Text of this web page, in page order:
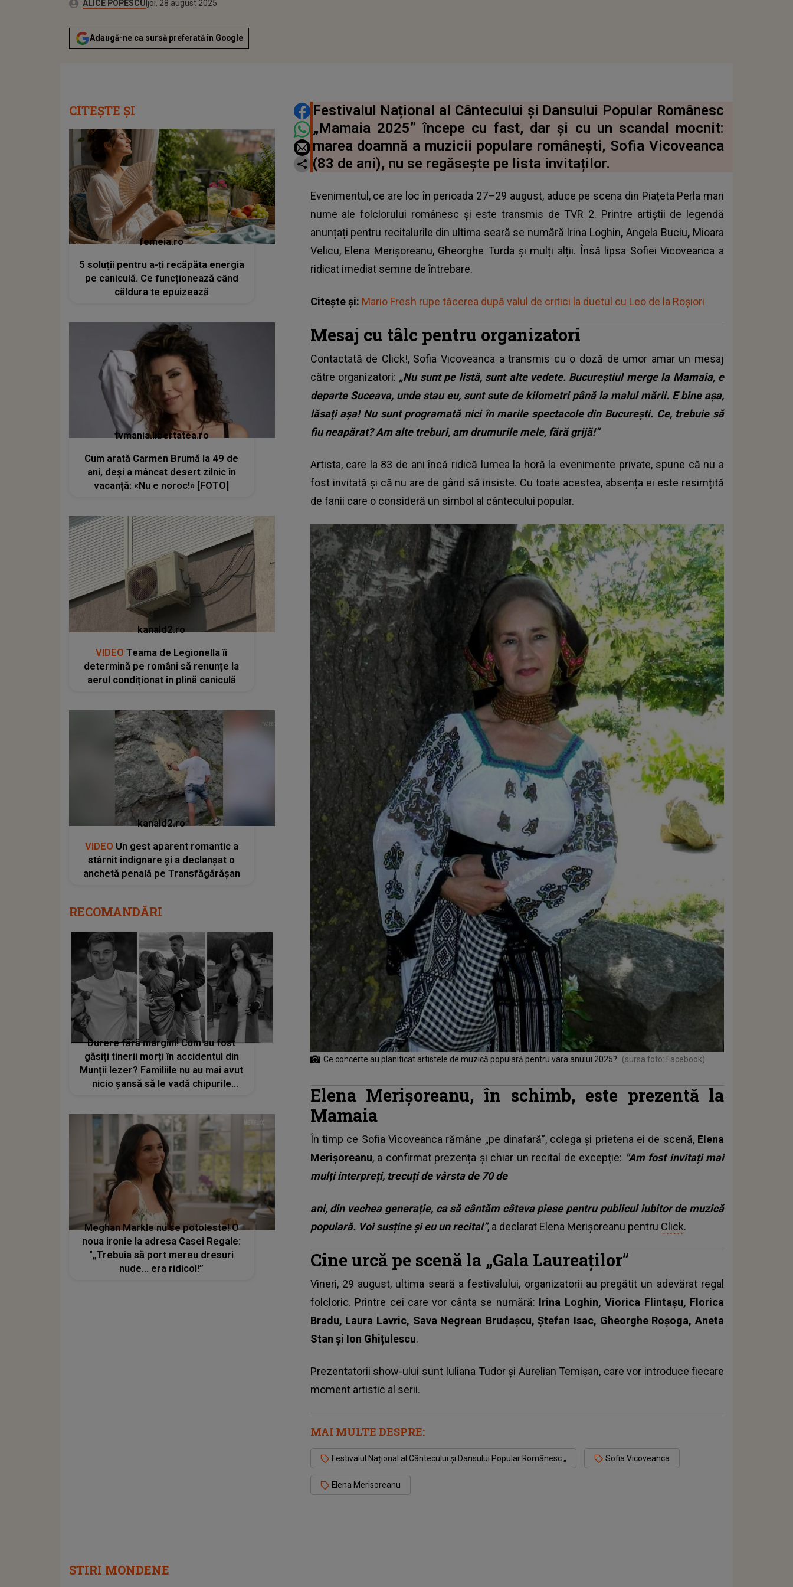
Autor:ALICE POPESCU Publicat:
joi, 28 august 2025
Adaugă-ne ca sursă preferată în Google
DISTRIBUIE ARTICOLUL
Festivalul Național al Cântecului și Dansului Popular Românesc
„Mamaia 2025” începe cu fast, dar și cu un scandal mocnit:
marea doamnă a muzicii populare românești, Sofia Vicoveanca
(83 de ani), nu se regăsește pe lista invitaților.
Evenimentul, ce are loc în perioada 27–29 august, aduce pe scena din Piațeta Perla mari
nume ale folclorului românesc și este transmis de TVR 2. Printre artiștii de legendă
anunțați pentru recitalurile din ultima seară se numără Irina Loghin,Angela Buciu, Mioara
Velicu, Elena Merișoreanu, Gheorghe Turda și mulți alții. Însă lipsa Sofiei Vicoveanca a
ridicat imediat semne de întrebare.
Citește și: Mario Fresh rupe tăcerea după valul de critici la duetul cu Leo de la Roșiori
Mesaj cu tâlc pentru organizatori
Contactată de Click!, Sofia Vicoveanca a transmis cu o doză de umor amar un mesaj
către organizatori: „Nu sunt pe listă, sunt alte vedete. Bucureștiul merge la Mamaia, e
departe Suceava, unde stau eu, sunt sute de kilometri până la malul mării. E bine așa,
lăsați așa! Nu sunt programată nici în marile spectacole din București. Ce, trebuie să
fiu neapărat? Am alte treburi, am drumurile mele, fără grijă!”
Artista, care la 83 de ani încă ridică lumea la horă la evenimente private, spune că nu a
fost invitată și că nu are de gând să insiste. Cu toate acestea, absența ei este resimțită
de fanii care o consideră un simbol al cântecului popular.
Ce concerte au planificat artistele de muzică populară pentru vara anului 2025? (sursa foto: Facebook)
Elena Merișoreanu, în schimb, este prezentă la
Mamaia
În timp ce Sofia Vicoveanca rămâne „pe dinafară”, colega și prietena ei de scenă, Elena
Merișoreanu, a confirmat prezența și chiar un recital de excepție: "Am fost invitați mai
mulți interpreți, trecuți de vârsta de 70 de
ani, din vechea generație, ca să cântăm câteva piese pentru publicul iubitor de muzică
populară. Voi susține și eu un recital”, a declarat Elena Merișoreanu pentru Click.
Cine urcă pe scenă la „Gala Laureaților”
Vineri, 29 august, ultima seară a festivalului, organizatorii au pregătit un adevărat regal
folcloric. Printre cei care vor cânta se numără: Irina Loghin, Viorica Flintașu, Florica
Bradu, Laura Lavric, Sava Negrean Brudașcu, Ștefan Isac, Gheorghe Roșoga, Aneta
Stan și Ion Ghițulescu.
Prezentatorii show-ului sunt Iuliana Tudor și Aurelian Temișan, care vor introduce fiecare
moment artistic al serii.
MAI MULTE DESPRE:
Festivalul Național al Cântecului și Dansului Popular Românesc „ Sofia Vicoveanca
Elena Merisoreanu
CITEȘTE ȘI
femeia.ro
5 soluții pentru a-ți recăpăta energia
pe caniculă. Ce funcționează când
căldura te epuizează
tvmania.libertatea.ro
Cum arată Carmen Brumă la 49 de
ani, deși a mâncat desert zilnic în
vacanță: «Nu e noroc!» [FOTO]
kanald2.ro
VIDEO Teama de Legionella îi
determină pe români să renunțe la
aerul condiționat în plină caniculă
kanald2.ro
VIDEO Un gest aparent romantic a
stârnit indignare și a declanșat o
anchetă penală pe Transfăgărășan
RECOMANDĂRI
Durere fără margini! Cum au fost
găsiți tinerii morți în accidentul din
Munții Iezer? Familiile nu au mai avut
nicio șansă să le vadă chipurile
Meghan Markle nu se potoleste! O
noua ironie la adresa Casei Regale:
"„Trebuia să port mereu dresuri
nude… era ridicol!”
STIRI MONDENE